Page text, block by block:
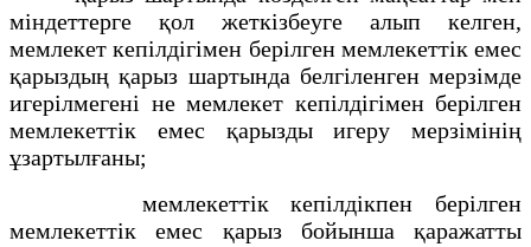
міндеттерге қол жеткізбеуге алып келген,
мемлекет кепілдігімен берілген мемлекеттік емес
қарыздың қарыз шартында белгіленген мерзімде
игерілмегені не мемлекет кепілдігімен берілген
мемлекеттік емес қарызды игеру мерзімінің
ұзартылғаны;
мемлекеттік кепілдікпен берілген
мемлекеттік емес қарыз бойынша қаражатты